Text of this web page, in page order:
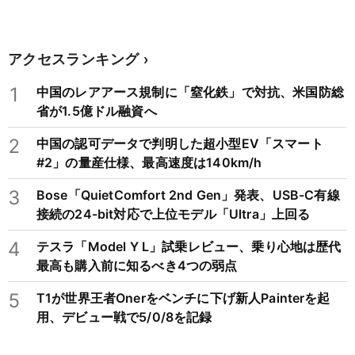
アクセスランキング
1
中国のレアアース規制に「窒化鉄」で対抗、米国防総
省が1.5億ドル融資へ
2
中国の認可データで判明した超小型EV「スマート
#2」の量産仕様、最高速度は140km/h
3
Bose「QuietComfort 2nd Gen」発表、USB-C有線
接続の24-bit対応で上位モデル「Ultra」上回る
4
テスラ「Model Y L」試乗レビュー、乗り心地は歴代
最高も購入前に知るべき4つの弱点
5
T1が世界王者Onerをベンチに下げ新人Painterを起
用、デビュー戦で5/0/8を記録